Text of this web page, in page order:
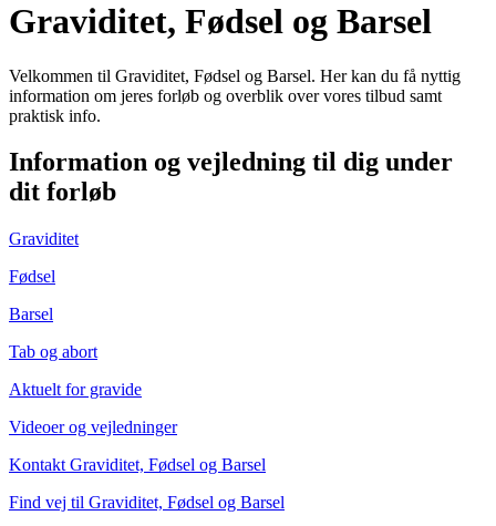
Graviditet, Fødsel og Barsel
Velkommen til Graviditet, Fødsel og Barsel. Her kan du få nyttig
information om jeres forløb og overblik over vores tilbud samt
praktisk info.
Information og vejledning til dig under
dit forløb
Graviditet
Fødsel
Barsel
Tab og abort
Aktuelt for gravide
Videoer og vejledninger
Kontakt Graviditet, Fødsel og Barsel
Find vej til Graviditet, Fødsel og Barsel